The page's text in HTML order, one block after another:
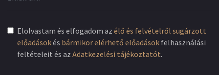
Elolvastam és elfogadom az élő és felvételről sugárzott
előadásokés bármikor elérhető előadások felhasználási
feltételeit és az Adatkezelési tájékoztatót.